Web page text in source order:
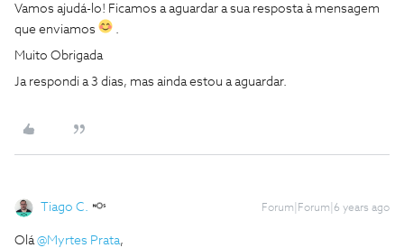
Vamos ajudá-lo! Ficamos a aguardar a sua resposta à mensagem
que enviamos
.
Muito Obrigada
Ja respondi a 3 dias, mas ainda estou a aguardar.
Tiago C. Forum|Forum|6 years ago
Olá@Myrtes Prata,